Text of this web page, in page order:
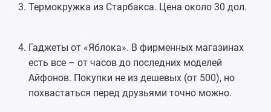
Термокружка из Старбакса. Цена около 30 дол.
Гаджеты от «Яблока». В фирменных магазинах
есть все – от часов до последних моделей
Айфонов. Покупки не из дешевых (от 500), но
похвастаться перед друзьями точно можно.